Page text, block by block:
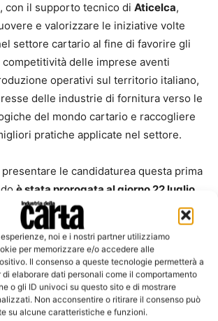
noi e i nostri partner utilizziamo
per memorizzare e/o accedere alle
Il consenso a queste tecnologie permetterà a
di elaborare dati personali come il comportamento
o gli ID univoci su questo sito e di mostrare
Non acconsentire o ritirare il consenso può
su alcune caratteristiche e funzioni.
con il supporto tecnico di Aticelca,
e valorizzare le iniziative volte
settore cartario al fine di favorire gli
delle imprese aventi
operativi sul territorio italiano,
delle industrie di fornitura verso le
del mondo cartario e raccogliere
pratiche applicate nel settore.
presentare le candidaturea questa prima
è stata prorogata al giorno 22 luglio
https://innovation.miac.info.